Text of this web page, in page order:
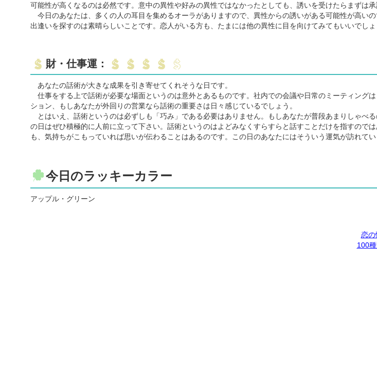
可能性が高くなるのは必然です。意中の異性や好みの異性ではなかったとしても、誘いを受けたらまずは承
今日のあなたは、多くの人の耳目を集めるオーラがありますので、異性からの誘いがある可能性が高い
出逢いを探すのは素晴らしいことです。恋人がいる方も、たまには他の異性に目を向けてみてもいいでしょ
財・仕事運：
あなたの話術が大きな成果を引き寄せてくれそうな日です。
仕事をする上で話術が必要な場面というのは意外とあるものです。社内での会議や日常のミーティング
ション、もしあなたが外回りの営業なら話術の重要さは日々感じているでしょう。
とはいえ、話術というのは必ずしも「巧み」である必要はありません。もしあなたが普段あまりしゃべ
の日はぜひ積極的に人前に立って下さい。話術というのはよどみなくすらすらと話すことだけを指すので
も、気持ちがこもっていれば思いが伝わることはあるのです。この日のあなたにはそういう運気が訪れてい
今日のラッキーカラー
アップル・グリーン
恋の
100